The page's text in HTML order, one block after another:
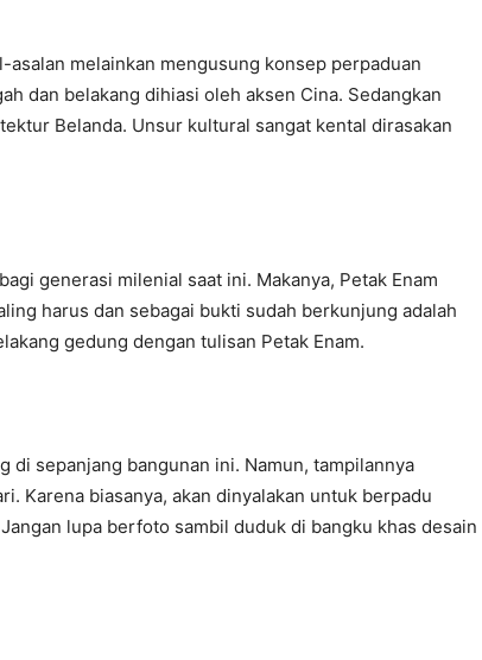
asalan melainkan mengusung konsep perpaduan
dan belakang dihiasi oleh aksen Cina. Sedangkan
Belanda. Unsur kultural sangat kental dirasakan
generasi milenial saat ini. Makanya, Petak Enam
harus dan sebagai bukti sudah berkunjung adalah
gedung dengan tulisan Petak Enam.
di sepanjang bangunan ini. Namun, tampilannya
Karena biasanya, akan dinyalakan untuk berpadu
lupa berfoto sambil duduk di bangku khas desain